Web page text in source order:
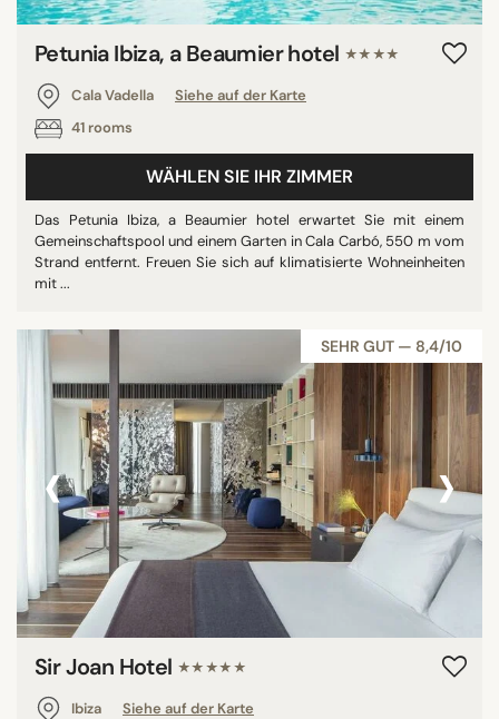
Petunia Ibiza, a Beaumier hotel ★★★★
Cala Vadella
Siehe auf der Karte
41 rooms
WÄHLEN SIE IHR ZIMMER
Das Petunia Ibiza, a Beaumier hotel erwartet Sie mit einem
Gemeinschaftspool und einem Garten in Cala Carbó, 550 m vom
Strand entfernt. Freuen Sie sich auf klimatisierte Wohneinheiten
mit ...
SEHR GUT — 8,4/10
‹ ›
Sir Joan Hotel ★★★★★
Ibiza
Siehe auf der Karte